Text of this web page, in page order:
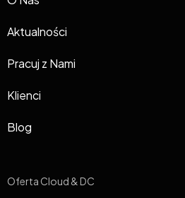
Aktualności
Pracuj z Nami
Klienci
Blog
Oferta Cloud & DC